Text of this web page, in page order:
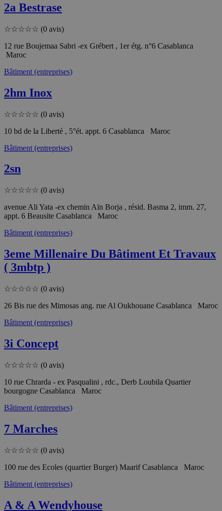
2a Bestrase
☆☆☆☆☆ (0 avis)
12 rue Boujemaa Sabri -ex Grébert , 1er étg. n°6 Casablanca
Maroc
Bâtiment (entreprises)
2hm Inox
☆☆☆☆☆ (0 avis)
10 bd de la Liberté , 5°ét. appt. 6 Casablanca Maroc
Bâtiment (entreprises)
2sn
☆☆☆☆☆ (0 avis)
avenue Ali Yata -ex chemin Aïn Borja , résid. Basma 2, imm. 27,
appt. 6 Beausite Casablanca Maroc
Bâtiment (entreprises)
3eme Millenaire Du Bâtiment Et Travaux
( 3mbtp )
☆☆☆☆☆ (0 avis)
26 Bis rue des Mimosas ang. rue Al Oukhouane Casablanca Maroc
Bâtiment (entreprises)
3i Concept
☆☆☆☆☆ (0 avis)
10 rue Chrarda - ex Pasqualini , rdc., Derb Loubila Quartier
bourgogne Casablanca Maroc
Bâtiment (entreprises)
7 Marches
☆☆☆☆☆ (0 avis)
100 rue des Ecoles (quartier Burger) Maarif Casablanca Maroc
Bâtiment (entreprises)
A & A Wendyhouse